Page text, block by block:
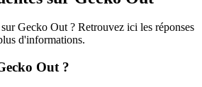
Gecko Out ? Retrouvez ici les réponses
d'informations.
Out ?